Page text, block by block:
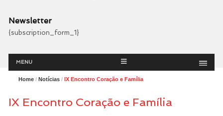
Newsletter
{subscription_form_1}
Menu
MENU
Home/ Notícias/ IX Encontro Coração e Família
IX Encontro Coração e Família